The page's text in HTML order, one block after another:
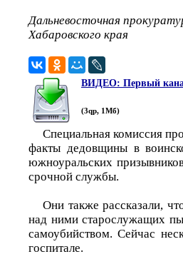
Дальневосточная
Хабаровского края
ВИДЕО: Первый
(3qp, 1Мб)
Специальная комиссия
факты дедовщины в
южноуральских
срочной службы.
Они также рассказали,
над ними старослужащих
самоубийством. Сейчас
госпитале.